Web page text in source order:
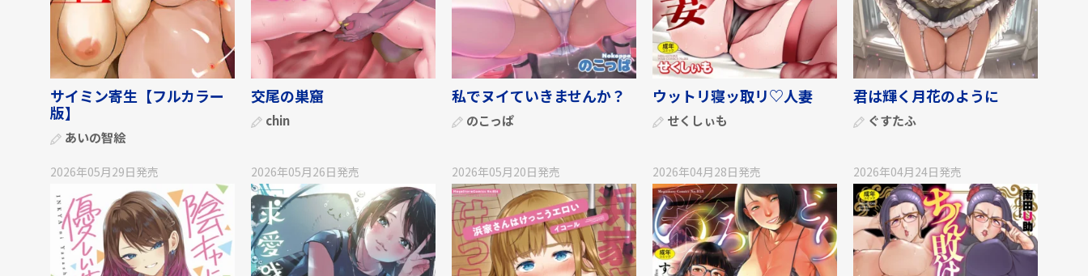
サイミン寄生【フルカラー
版】
あいの智絵
交尾の巣窟
chin
私でヌイていきませんか？
のこっぱ
ウットリ寝ッ取リ♡人妻
せくしぃも
君は輝く月花のように
ぐすたふ
2026年05月29日発売 2026年05月26日発売 2026年05月20日発売 2026年04月28日発売 2026年04月24日発売